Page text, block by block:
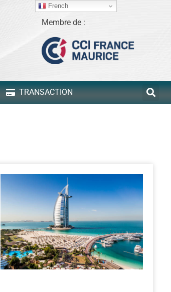
Membre de :
TRANSACTION
French